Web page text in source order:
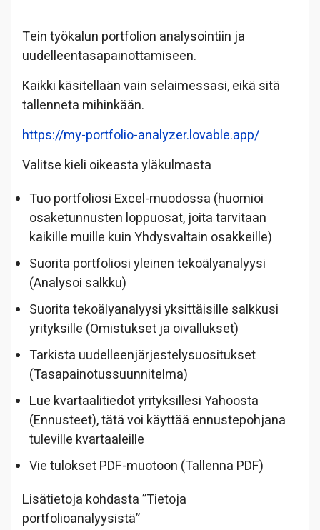
Tein työkalun portfolion analysointiin ja
uudelleentasapainottamiseen.
Kaikki käsitellään vain selaimessasi, eikä sitä
tallenneta mihinkään.
https://my-portfolio-analyzer.lovable.app/
Valitse kieli oikeasta yläkulmasta
Tuo portfoliosi Excel-muodossa (huomioi
osaketunnusten loppuosat, joita tarvitaan
kaikille muille kuin Yhdysvaltain osakkeille)
Suorita portfoliosi yleinen tekoälyanalyysi
(Analysoi salkku)
Suorita tekoälyanalyysi yksittäisille salkkusi
yrityksille (Omistukset ja oivallukset)
Tarkista uudelleenjärjestelysuositukset
(Tasapainotussuunnitelma)
Lue kvartaalitiedot yrityksillesi Yahoosta
(Ennusteet), tätä voi käyttää ennustepohjana
tuleville kvartaaleille
Vie tulokset PDF-muotoon (Tallenna PDF)
Lisätietoja kohdasta ”Tietoja
portfolioanalyysistä”